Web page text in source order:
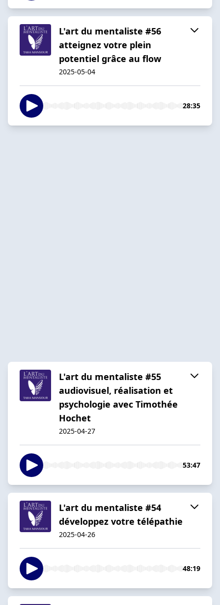
L'art du mentaliste #56
atteignez votre plein
potentiel grâce au flow
2025-05-04
28:35
L'art du mentaliste #55
audiovisuel, réalisation et
psychologie avec Timothée
Hochet
2025-04-27
53:47
L'art du mentaliste #54
développez votre télépathie
2025-04-26
48:19